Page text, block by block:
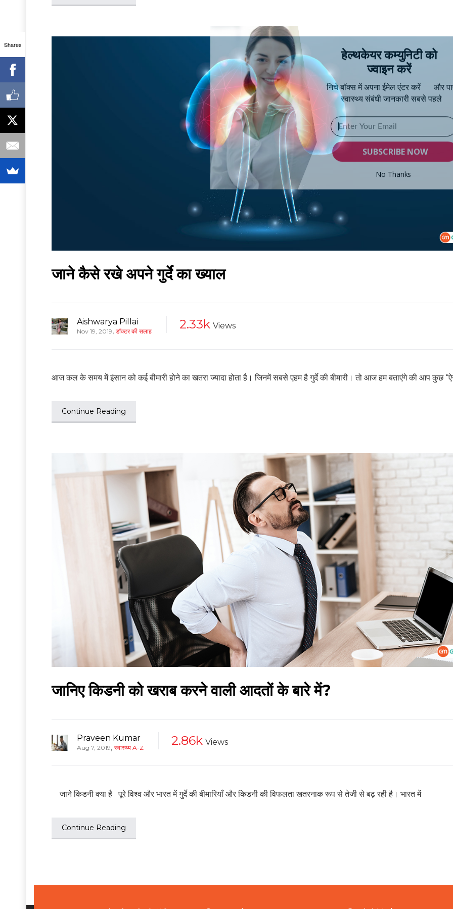
जाने कैसे रखे अपने गुर्दे का ख्याल
Aishwarya Pillai
Nov 19, 2019, डॉक्टर की सलाह 2.33k Views
आज कल के समय में इंसान को कई बीमारी होने का खतरा ज्यादा होता है। जिनमें सबसे एहम है गुर्दे की बीमारी। तो आज हम बताएंगे की आप कुछ
Continue Reading
जानिए किडनी को खराब करने वाली आदतों के बारे में?
Praveen Kumar
Aug 7, 2019, स्वास्थ्य A-Z 2.86k Views
जाने किडनी क्या है पूरे विश्व और भारत में गुर्दे की बीमारियाँ और किडनी की विफलता खतरनाक रूप से तेजी से बढ़ रही है। भारत में
Continue Reading
Shares
SUBSCRIBE NOW
हेल्थकेयर कम्युनिटी को
ज्वाइन करें
निचे बॉक्स में अपना ईमेल एंटर करें
और
स्वास्थ्य संबंधी जानकारी सबसे पहले
No Thanks